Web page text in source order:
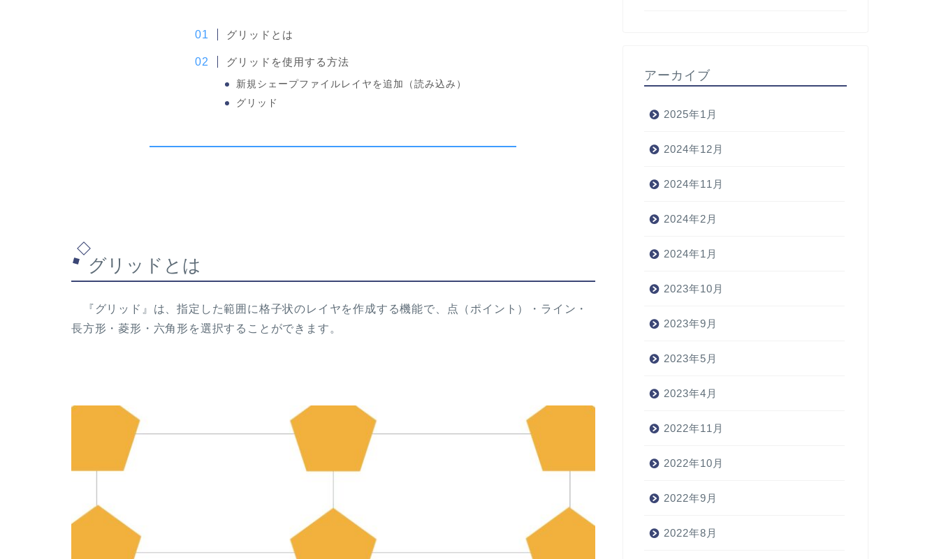
グリッドとは
グリッドを使用する方法
新規シェープファイルレイヤを追加（読み込み）
グリッド
グリッドとは
『グリッド』は、指定した範囲に格子状のレイヤを作成する機能で、点（ポイント）・ライン・
長方形・菱形・六角形を選択することができます。
アーカイブ
2025年1月
2024年12月
2024年11月
2024年2月
2024年1月
2023年10月
2023年9月
2023年5月
2023年4月
2022年11月
2022年10月
2022年9月
2022年8月